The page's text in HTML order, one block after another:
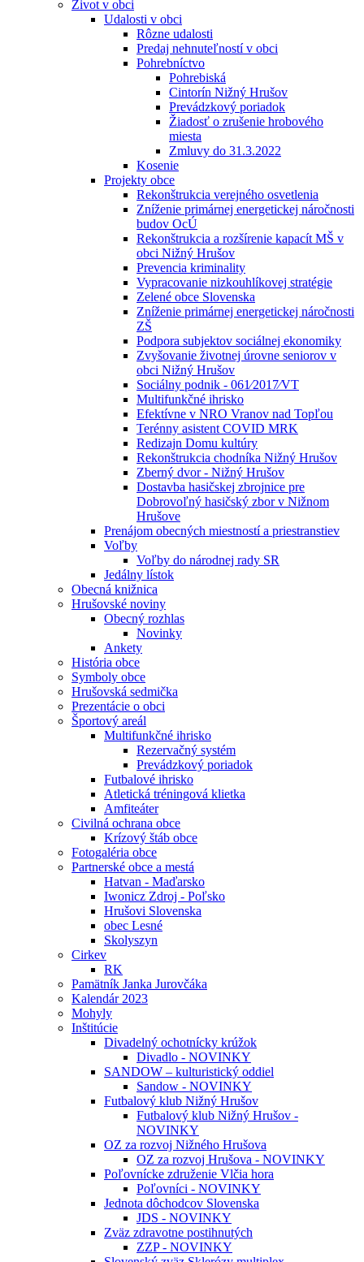
Život v obci
Udalosti v obci
Rôzne udalosti
Predaj nehnuteľností v obci
Pohrebníctvo
Pohrebiská
Cintorín Nižný Hrušov
Prevádzkový poriadok
Žiadosť o zrušenie hrobového
miesta
Zmluvy do 31.3.2022
Kosenie
Projekty obce
Rekonštrukcia verejného osvetlenia
Zníženie primárnej energetickej náročnosti
budov OcÚ
Rekonštrukcia a rozšírenie kapacít MŠ v
obci Nižný Hrušov
Prevencia kriminality
Vypracovanie nizkouhlíkovej stratégie
Zelené obce Slovenska
Zníženie primárnej energetickej náročnosti
ZŠ
Podpora subjektov sociálnej ekonomiky
Zvyšovanie životnej úrovne seniorov v
obci Nižný Hrušov
Sociálny podnik - 061⁄2017⁄VT
Multifunkčné ihrisko
Efektívne v NRO Vranov nad Topľou
Terénny asistent COVID MRK
Redizajn Domu kultúry
Rekonštrukcia chodníka Nižný Hrušov
Zberný dvor - Nižný Hrušov
Dostavba hasičskej zbrojnice pre
Dobrovoľný hasičský zbor v Nižnom
Hrušove
Prenájom obecných miestností a priestranstiev
Voľby
Voľby do národnej rady SR
Jedálny lístok
Obecná knižnica
Hrušovské noviny
Obecný rozhlas
Novinky
Ankety
História obce
Symboly obce
Hrušovská sedmička
Prezentácie o obci
Športový areál
Multifunkčné ihrisko
Rezervačný systém
Prevádzkový poriadok
Futbalové ihrisko
Atletická tréningová klietka
Amfiteáter
Civilná ochrana obce
Krízový štáb obce
Fotogaléria obce
Partnerské obce a mestá
Hatvan - Maďarsko
Iwonicz Zdroj - Poľsko
Hrušovi Slovenska
obec Lesné
Skolyszyn
Cirkev
RK
Pamätník Janka Jurovčáka
Kalendár 2023
Mohyly
Inštitúcie
Divadelný ochotnícky krúžok
Divadlo - NOVINKY
SANDOW – kulturistický oddiel
Sandow - NOVINKY
Futbalový klub Nižný Hrušov
Futbalový klub Nižný Hrušov -
NOVINKY
OZ za rozvoj Nižného Hrušova
OZ za rozvoj Hrušova - NOVINKY
Poľovnícke združenie Vlčia hora
Poľovníci - NOVINKY
Jednota dôchodcov Slovenska
JDS - NOVINKY
Zväz zdravotne postihnutých
ZZP - NOVINKY